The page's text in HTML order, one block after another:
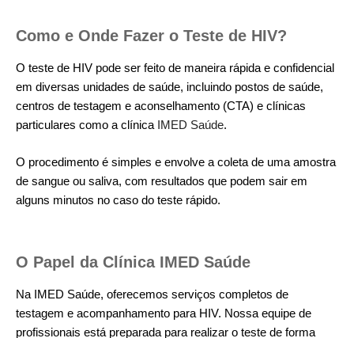
Como e Onde Fazer o Teste de HIV?
O teste de HIV pode ser feito de maneira rápida e confidencial
em diversas unidades de saúde, incluindo postos de saúde,
centros de testagem e aconselhamento (CTA) e clínicas
particulares como a clínicaIMED Saúde.
O procedimento é simples e envolve a coleta de uma amostra
de sangue ou saliva, com resultados que podem sair em
alguns minutos no caso do teste rápido.
O Papel da Clínica IMED Saúde
Na IMED Saúde, oferecemos serviços completos de
testagem e acompanhamento para HIV. Nossa equipe de
profissionais está preparada para realizar o teste de forma